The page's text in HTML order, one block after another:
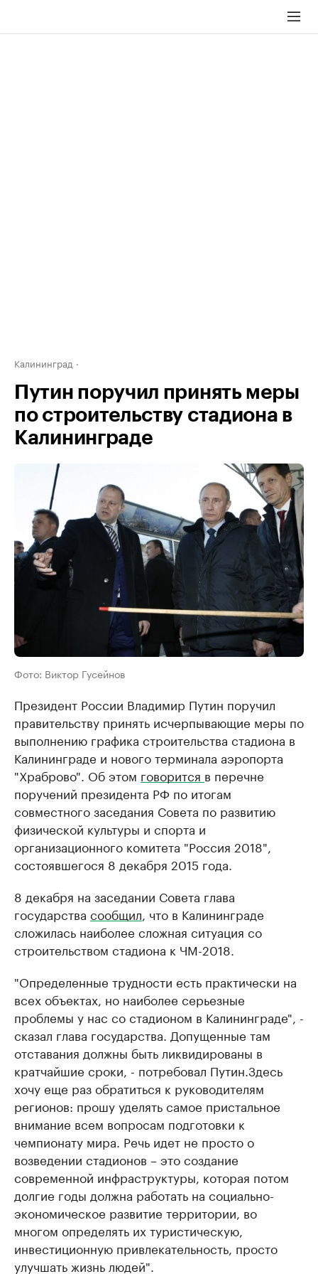
Калининград
Путин поручил принять меры
по строительству стадиона в
Калининграде
Фото: Виктор Гусейнов
Президент России Владимир Путин поручил
правительству принять исчерпывающие меры по
выполнению графика строительства стадиона в
Калининграде и нового терминала аэропорта
"Храброво". Об этом говорится в перечне
поручений президента РФ по итогам
совместного заседания Совета по развитию
физической культуры и спорта и
организационного комитета "Россия 2018",
состоявшегося 8 декабря 2015 года.
8 декабря на заседании Совета глава
государства сообщил , что в Калининграде
сложилась наиболее сложная ситуация со
строительством стадиона к ЧМ-2018.
"Определенные трудности есть практически на
всех объектах, но наиболее серьезные
проблемы у нас со стадионом в Калининграде", -
сказал глава государства. Допущенные там
отставания должны быть ликвидированы в
кратчайшие сроки, - потребовал Путин.Здесь
хочу еще раз обратиться к руководителям
регионов: прошу уделять самое пристальное
внимание всем вопросам подготовки к
чемпионату мира. Речь идет не просто о
возведении стадионов – это создание
современной инфраструктуры, которая потом
долгие годы должна работать на социально-
экономическое развитие территории, во
многом определять их туристическую,
инвестиционную привлекательность, просто
улучшать жизнь людей".